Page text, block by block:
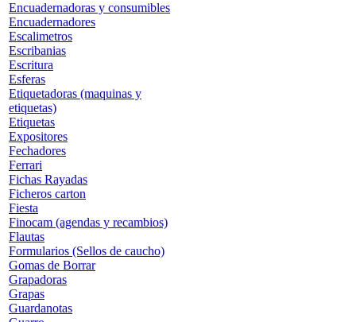
Encuadernadoras y consumibles
Encuadernadores
Escalimetros
Escribanias
Escritura
Esferas
Etiquetadoras (maquinas y
etiquetas)
Etiquetas
Expositores
Fechadores
Ferrari
Fichas Rayadas
Ficheros carton
Fiesta
Finocam (agendas y recambios)
Flautas
Formularios (Sellos de caucho)
Gomas de Borrar
Grapadoras
Grapas
Guardanotas